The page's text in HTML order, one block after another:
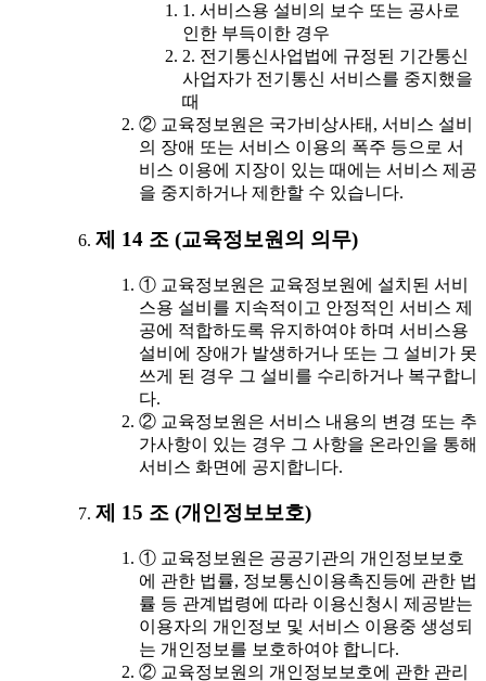
1. 서비스용 설비의 보수 또는 공사로
인한 부득이한 경우
2. 전기통신사업법에 규정된 기간통신
사업자가 전기통신 서비스를 중지했을
때
② 교육정보원은 국가비상사태, 서비스 설비
의 장애 또는 서비스 이용의 폭주 등으로 서
비스 이용에 지장이 있는 때에는 서비스 제공
을 중지하거나 제한할 수 있습니다.
제 14 조 (교육정보원의 의무)
① 교육정보원은 교육정보원에 설치된 서비
스용 설비를 지속적이고 안정적인 서비스 제
공에 적합하도록 유지하여야 하며 서비스용
설비에 장애가 발생하거나 또는 그 설비가 못
쓰게 된 경우 그 설비를 수리하거나 복구합니
다.
② 교육정보원은 서비스 내용의 변경 또는 추
가사항이 있는 경우 그 사항을 온라인을 통해
서비스 화면에 공지합니다.
제 15 조 (개인정보보호)
① 교육정보원은 공공기관의 개인정보보호
에 관한 법률, 정보통신이용촉진등에 관한 법
률 등 관계법령에 따라 이용신청시 제공받는
이용자의 개인정보 및 서비스 이용중 생성되
는 개인정보를 보호하여야 합니다.
② 교육정보원의 개인정보보호에 관한 관리